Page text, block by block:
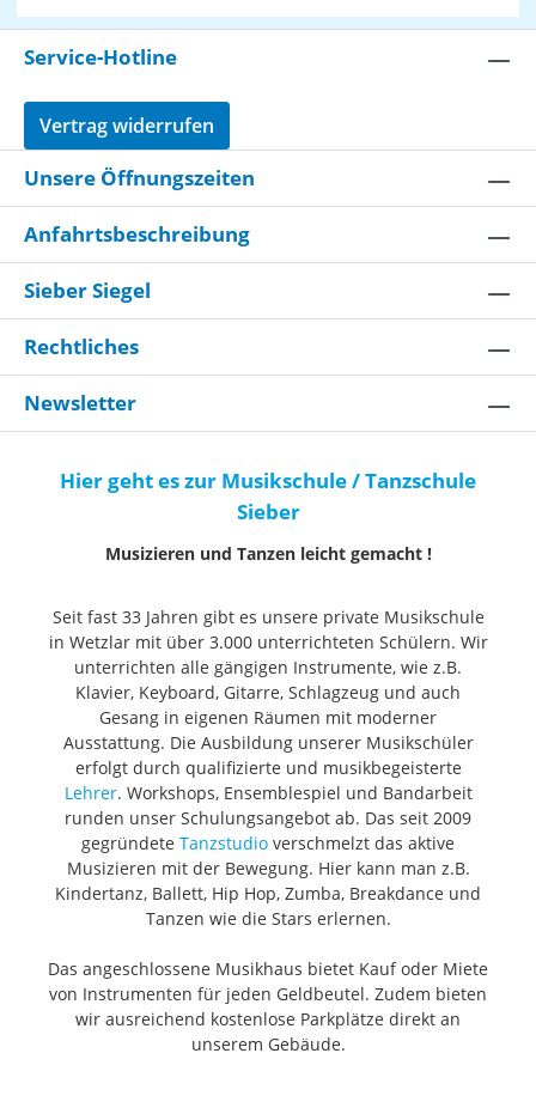
Service-Hotline
Vertrag widerrufen
Unsere Öffnungszeiten
Anfahrtsbeschreibung
Sieber Siegel
Rechtliches
Newsletter
Hier geht es zur Musikschule / Tanzschule
Sieber
Musizieren und Tanzen leicht gemacht !
Seit fast 33 Jahren gibt es unsere private Musikschule
in Wetzlar mit über 3.000 unterrichteten Schülern. Wir
unterrichten alle gängigen Instrumente, wie z.B.
Klavier, Keyboard, Gitarre, Schlagzeug und auch
Gesang in eigenen Räumen mit moderner
Ausstattung. Die Ausbildung unserer Musikschüler
erfolgt durch qualifizierte und musikbegeisterte
Lehrer. Workshops, Ensemblespiel und Bandarbeit
runden unser Schulungsangebot ab. Das seit 2009
gegründete Tanzstudio verschmelzt das aktive
Musizieren mit der Bewegung. Hier kann man z.B.
Kindertanz, Ballett, Hip Hop, Zumba, Breakdance und
Tanzen wie die Stars erlernen.
Das angeschlossene Musikhaus bietet Kauf oder Miete
von Instrumenten für jeden Geldbeutel. Zudem bieten
wir ausreichend kostenlose Parkplätze direkt an
unserem Gebäude.